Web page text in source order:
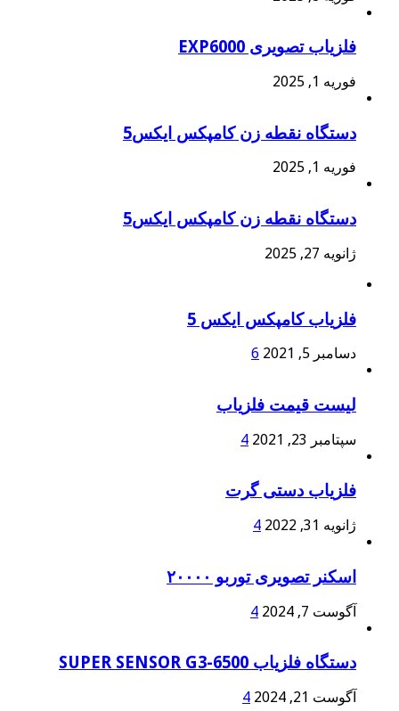
فلزیاب تصویری EXP6000
فوریه 1, 2025
دستگاه نقطه زن کامپکس ایکس5
فوریه 1, 2025
دستگاه نقطه زن کامپکس ایکس5
ژانویه 27, 2025
فلزیاب کامپکس ایکس 5
دسامبر 5, 2021 6
لیست قیمت فلزیاب
سپتامبر 23, 2021 4
فلزیاب دستی گرت
ژانویه 31, 2022 4
اسکنر تصویری توربو ۲۰۰۰۰
آگوست 7, 2024 4
دستگاه فلزیاب SUPER SENSOR G3-6500
آگوست 21, 2024 4